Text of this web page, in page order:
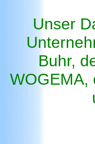
Unser
Buhr,
WOGEMA,